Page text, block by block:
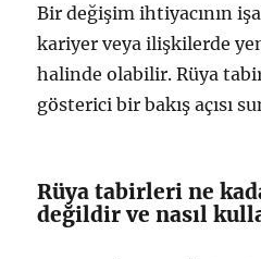
Bir değişim ihtiyacının
kariyer veya ilişkilerde
halinde olabilir. Rüya
gösterici bir bakış açısı
Rüya tabirleri ne
değildir ve nasıl